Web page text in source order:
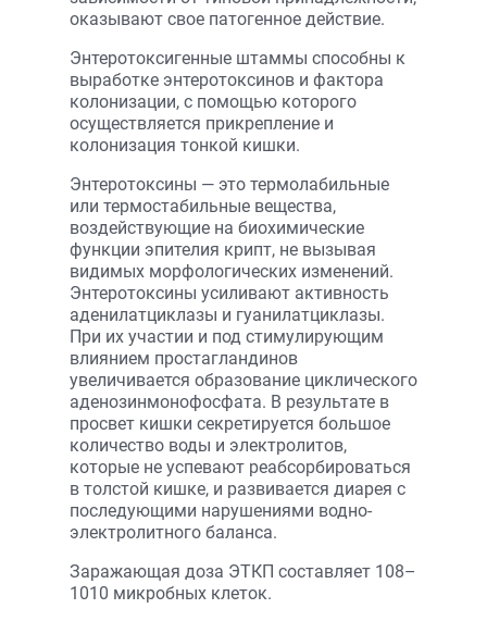
оказывают свое патогенное действие.
Энтеротоксигенные штаммы способны к
выработке энтеротоксинов и фактора
колонизации, с помощью которого
осуществляется прикрепление и
колонизация тонкой кишки.
Энтеротоксины — это термолабильные
или термостабильные вещества,
воздействующие на биохимические
функции эпителия крипт, не вызывая
видимых морфологических изменений.
Энтеротоксины усиливают активность
аденилатциклазы и гуанилатциклазы.
При их участии и под стимулирующим
влиянием простагландинов
увеличивается образование циклического
аденозинмонофосфата. В результате в
просвет кишки секретируется большое
количество воды и электролитов,
которые не успевают реабсорбироваться
в толстой кишке, и развивается диарея с
последующими нарушениями водно-
электролитного баланса.
Заражающая доза ЭТКП составляет 108–
1010 микробных клеток.